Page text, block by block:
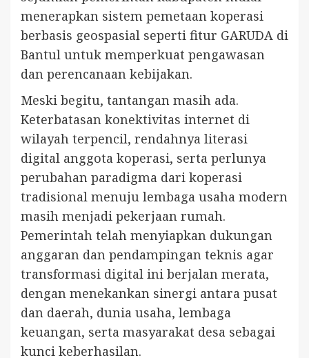
menerapkan sistem pemetaan koperasi
berbasis geospasial seperti fitur GARUDA di
Bantul untuk memperkuat pengawasan
dan perencanaan kebijakan.
Meski begitu, tantangan masih ada.
Keterbatasan konektivitas internet di
wilayah terpencil, rendahnya literasi
digital anggota koperasi, serta perlunya
perubahan paradigma dari koperasi
tradisional menuju lembaga usaha modern
masih menjadi pekerjaan rumah.
Pemerintah telah menyiapkan dukungan
anggaran dan pendampingan teknis agar
transformasi digital ini berjalan merata,
dengan menekankan sinergi antara pusat
dan daerah, dunia usaha, lembaga
keuangan, serta masyarakat desa sebagai
kunci keberhasilan.